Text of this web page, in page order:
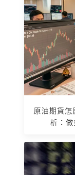
原油期貨
析：做